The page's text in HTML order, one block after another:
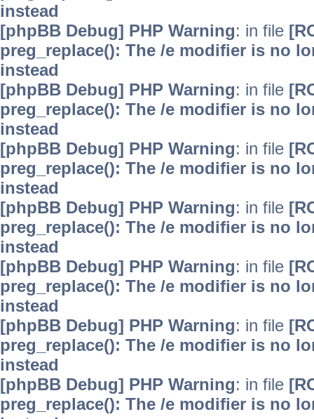
instead
[phpBB Debug] PHP Warning: in file
preg_replace(): The /e modifier is no
instead
[phpBB Debug] PHP Warning: in file
preg_replace(): The /e modifier is no
instead
[phpBB Debug] PHP Warning: in file
preg_replace(): The /e modifier is no
instead
[phpBB Debug] PHP Warning: in file
preg_replace(): The /e modifier is no
instead
[phpBB Debug] PHP Warning: in file
preg_replace(): The /e modifier is no
instead
[phpBB Debug] PHP Warning: in file
preg_replace(): The /e modifier is no
instead
[phpBB Debug] PHP Warning: in file
preg_replace(): The /e modifier is no